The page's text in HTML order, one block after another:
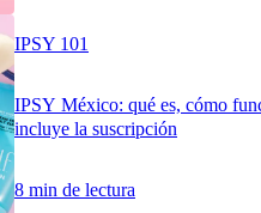
IPSY 101
IPSY México: qué es, cómo
incluye la suscripción
8 min de lectura